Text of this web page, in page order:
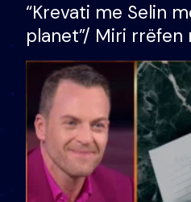
“Krevati me Selin
planet”/ Miri
bukura në shtëpinë
mungojë zilja e